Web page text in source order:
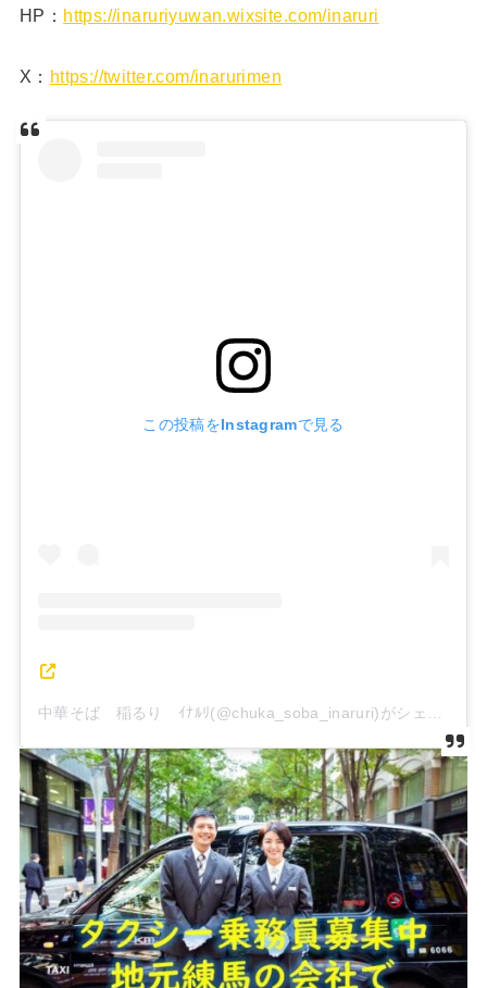
HP： https://inaruriyuwan.wixsite.com/inaruri
X： https://twitter.com/inarurimen
この投稿をInstagramで見る